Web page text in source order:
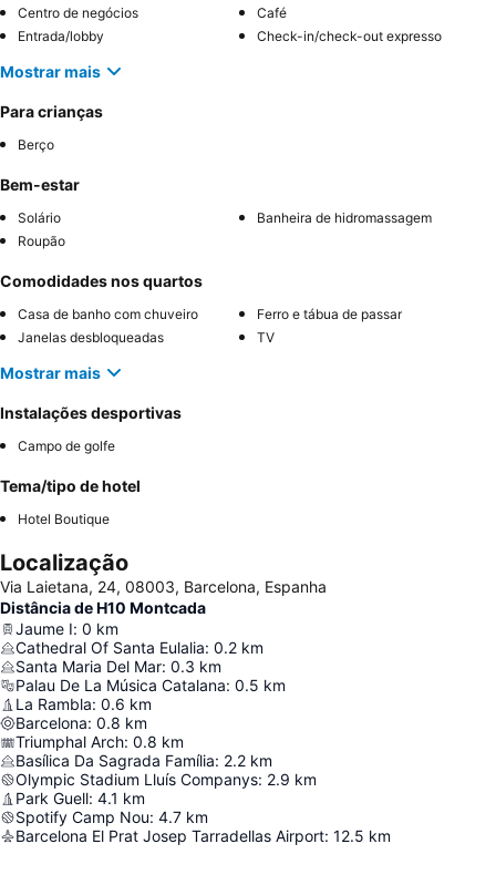
Centro de negócios
Café
Entrada/lobby
Check-in/check-out expresso
Mostrar mais
Para crianças
Berço
Bem-estar
Solário
Banheira de hidromassagem
Roupão
Comodidades nos quartos
Casa de banho com chuveiro
Ferro e tábua de passar
Janelas desbloqueadas
TV
Mostrar mais
Instalações desportivas
Campo de golfe
Tema/tipo de hotel
Hotel Boutique
Localização
Via Laietana, 24, 08003, Barcelona, Espanha
Distância de H10 Montcada
Jaume I: 0 km
Cathedral Of Santa Eulalia: 0.2 km
Santa Maria Del Mar: 0.3 km
Palau De La Música Catalana: 0.5 km
La Rambla: 0.6 km
Barcelona: 0.8 km
Triumphal Arch: 0.8 km
Basílica Da Sagrada Família: 2.2 km
Olympic Stadium Lluís Companys: 2.9 km
Park Guell: 4.1 km
Spotify Camp Nou: 4.7 km
Barcelona El Prat Josep Tarradellas Airport: 12.5 km